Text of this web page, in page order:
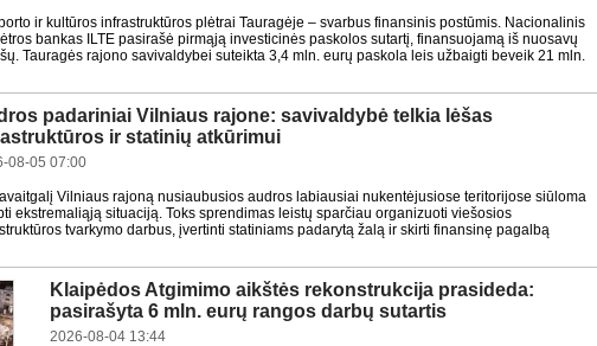
ir kultūros infrastruktūros plėtrai Tauragėje – svarbus finansinis postūmis. Nacionalinis
bankas ILTE pasirašė pirmąją investicinės paskolos sutartį, finansuojamą iš nuosavų
Tauragės rajono savivaldybei suteikta 3,4 mln. eurų paskola leis užbaigti beveik 21 mln.
padariniai Vilniaus rajone: savivaldybė telkia lėšas
ir statinių atkūrimui
08-05 07:00
Vilniaus rajoną nusiaubusios audros labiausiai nukentėjusiose teritorijose siūloma
ekstremaliąją situaciją. Toks sprendimas leistų sparčiau organizuoti viešosios
tvarkymo darbus, įvertinti statiniams padarytą žalą ir skirti finansinę pagalbą
Klaipėdos Atgimimo aikštės rekonstrukcija prasideda:
pasirašyta 6 mln. eurų rangos darbų sutartis
2026-08-04 13:44